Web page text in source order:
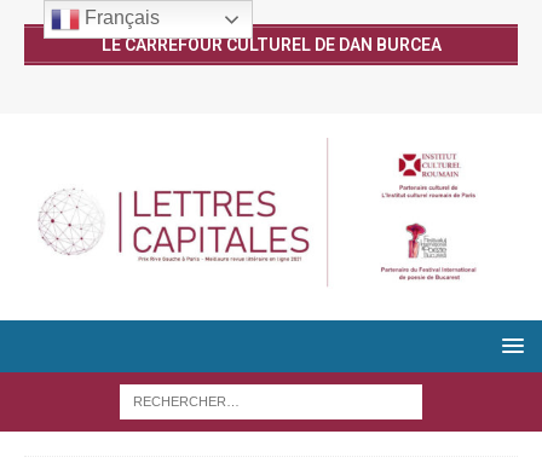
LE CARREFOUR CULTUREL DE DAN BURCEA
Français